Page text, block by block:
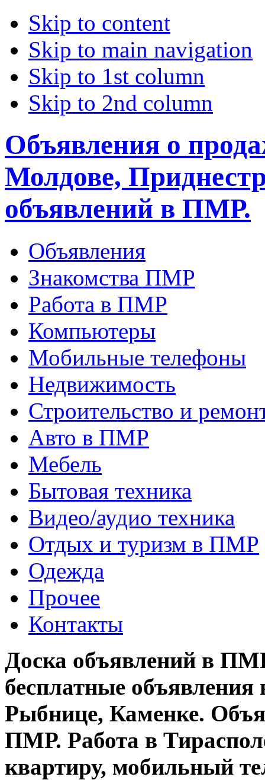
Skip to content
Skip to main navigation
Skip to 1st column
Skip to 2nd column
Объявления о
Молдове,
объявлений в ПМР.
Объявления
Знакомства ПМР
Работа в ПМР
Компьютеры
Мобильные телефоны
Недвижимость
Строительство и
Авто в ПМР
Мебель
Бытовая техника
Видео/аудио техника
Отдых и туризм в ПМР
Одежда
Прочее
Контакты
Доска объявлений в
бесплатные объявления
Рыбнице, Каменке.
ПМР. Работа в
квартиру, мобильный